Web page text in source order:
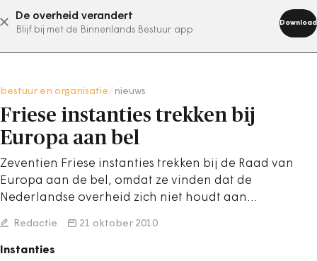
De overheid verandert
Blijf bij met de Binnenlands Bestuur app
Download
abonneer nu
bestuur en organisatie nieuws
Friese instanties trekken bij
Europa aan bel
Zeventien Friese instanties trekken bij de Raad van
Europa aan de bel, omdat ze vinden dat de
Nederlandse overheid zich niet houdt aan…
Redactie 21 oktober 2010
Instanties